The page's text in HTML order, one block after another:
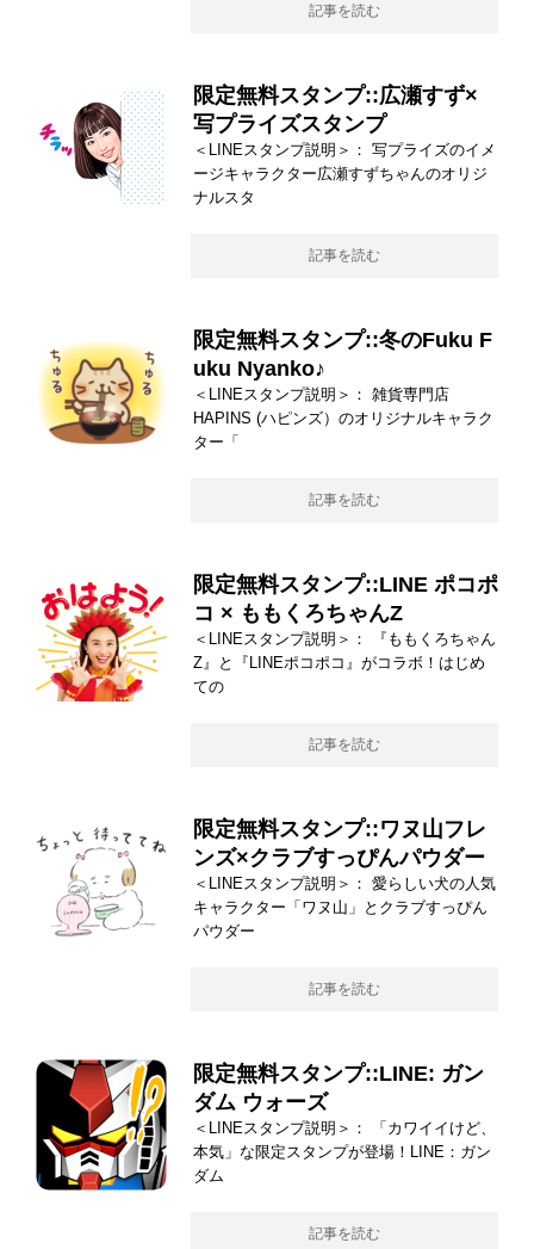
記事を読む
限定無料スタンプ::広瀬すず×
写プライズスタンプ
＜LINEスタンプ説明＞： 写プライズのイメ
ージキャラクター広瀬すずちゃんのオリジ
ナルスタ
記事を読む
限定無料スタンプ::冬のFuku F
uku Nyanko♪
＜LINEスタンプ説明＞： 雑貨専門店
HAPINS (ハピンズ）のオリジナルキャラク
ター「
記事を読む
限定無料スタンプ::LINE ポコポ
コ × ももくろちゃんZ
＜LINEスタンプ説明＞： 『ももくろちゃん
Z』と『LINEポコポコ』がコラボ！はじめ
ての
記事を読む
限定無料スタンプ::ワヌ山フレ
ンズ×クラブすっぴんパウダー
＜LINEスタンプ説明＞： 愛らしい犬の人気
キャラクター「ワヌ山」とクラブすっぴん
パウダー
記事を読む
限定無料スタンプ::LINE: ガン
ダム ウォーズ
＜LINEスタンプ説明＞： 「カワイイけど、
本気」な限定スタンプが登場！LINE：ガン
ダム
記事を読む